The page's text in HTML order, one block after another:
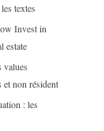
textes
Invest in
estate
values
non résident
: les